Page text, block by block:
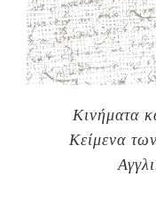
Κινήματα
Κείμενα